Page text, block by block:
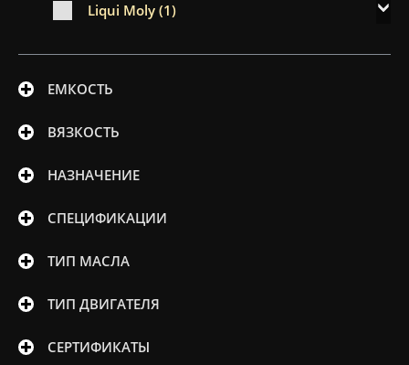
Liqui Moly (1)
Petro-Canada (4)
Ravenol (2)
Totachi (3)
Total (9)
ЕМКОСТЬ
ВЯЗКОСТЬ
НАЗНАЧЕНИЕ
СПЕЦИФИКАЦИИ
ТИП МАСЛА
ТИП ДВИГАТЕЛЯ
СЕРТИФИКАТЫ